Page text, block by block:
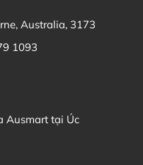
dung
Australia, 3173
1093
Ausmart tại Úc